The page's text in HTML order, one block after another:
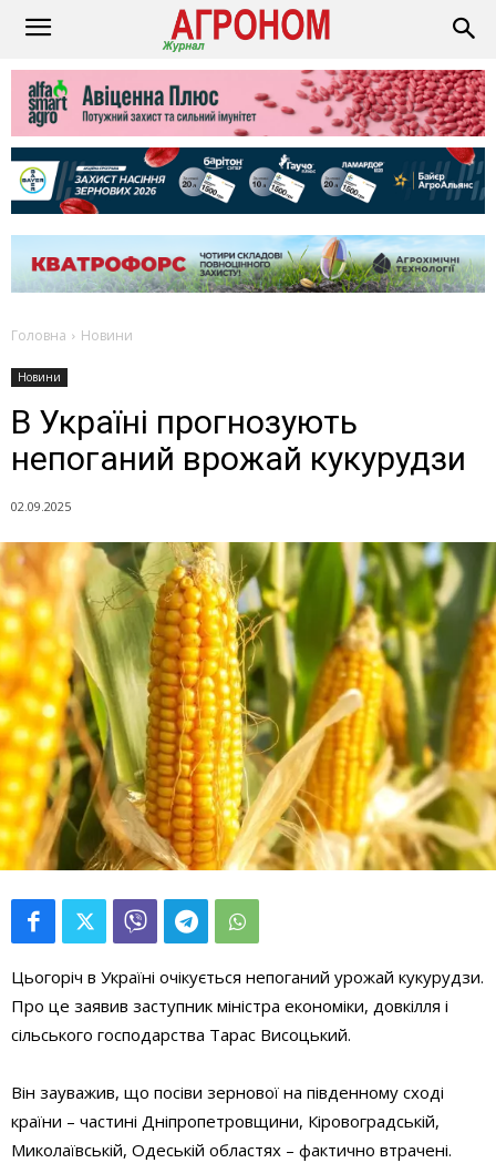
Головна Новини
Новини
В Україні прогнозують
непоганий врожай кукурудзи
02.09.2025
Цьогоріч в Україні очікується непоганий урожай кукурудзи.
Про це заявив заступник міністра економіки, довкілля і
сільського господарства Тарас Висоцький.
Він зауважив, що посіви зернової на південному сході
країни – частині Дніпропетровщини, Кіровоградській,
Миколаївській, Одеській областях – фактично втрачені.